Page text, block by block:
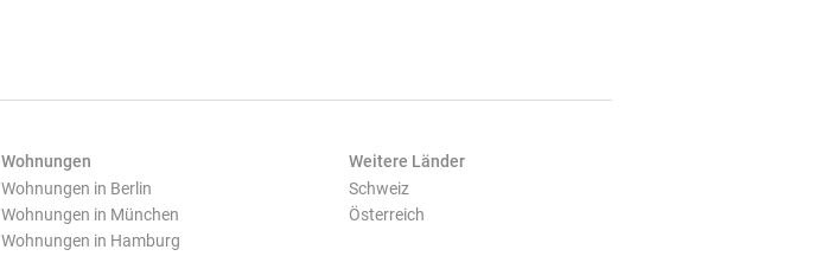
Wohnungen
Wohnungen in Berlin
Wohnungen in München
Wohnungen in Hamburg
Weitere Länder
Schweiz
Österreich